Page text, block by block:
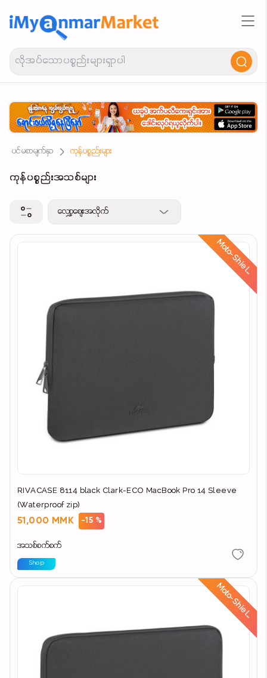
ပင်မစာမျက်နှာ ကုန်ပစ္စည်းများ
ကုန်ပစ္စည်းအသစ်များ
လျှော့စျေးအလိုက်
d
RIVACASE 8114 black Clark-ECO MacBook Pro 14 Sleeve
(Waterproof zip)
51,000 MMK -15 %
အသစ်စက်စက်
Shop
d